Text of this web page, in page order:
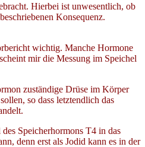
Hierbei ist unwesentlich, ob
Konsequenz.
wichtig. Manche Hormone
mir die Messung im Speichel
zuständige Drüse im Körper
so dass letztendlich das
Speicherhormons T4 in das
denn erst als Jodid kann es in der